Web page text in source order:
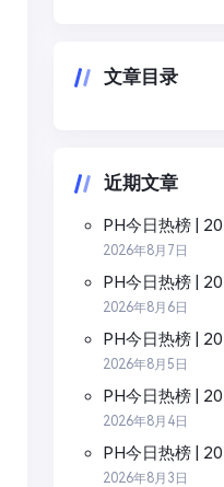
文章目录
近期文章
PH今日热榜 |
2026年8月7日
PH今日热榜 |
2026年8月6日
PH今日热榜 |
2026年8月5日
PH今日热榜 |
2026年8月4日
PH今日热榜 |
2026年8月3日